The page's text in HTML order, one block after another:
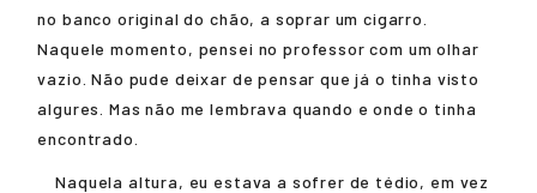
no banco original do chão, a soprar um cigarro.
Naquele momento, pensei no professor com um olhar
vazio. Não pude deixar de pensar que já o tinha visto
algures. Mas não me lembrava quando e onde o tinha
encontrado.
Naquela altura, eu estava a sofrer de tédio, em vez